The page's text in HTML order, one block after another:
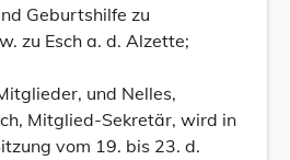
Geburtshilfe zu
zu Esch a. d. Alzette;
und Nelles,
Mitglied-Sekretär, wird in
vom 19. bis 23. d.